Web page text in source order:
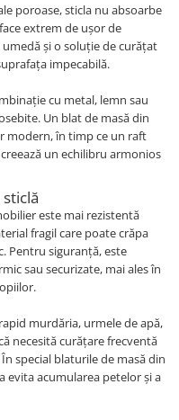
poroase, sticla nu absoarbe
extrem de ușor de
și o soluție de curățat
impecabilă.
cu metal, lemn sau
Un blat de masă din
modern, în timp ce un raft
un echilibru armonios
este mai rezistentă
fragil care poate crăpa
Pentru siguranță, este
sau securizate, mai ales în
murdăria, urmele de apă,
necesită curățare frecventă
special blaturile de masă din
evita acumularea petelor și a